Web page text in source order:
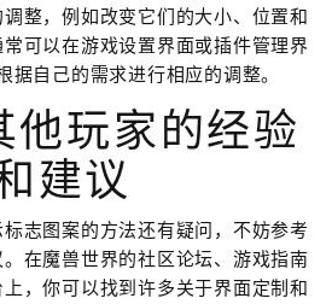
整，例如改变它们的大小、位置和
可以在游戏设置界面或插件管理界
据自己的需求进行相应的调整。
他玩家的经验
建议
志图案的方法还有疑问，不妨参考
在魔兽世界的社区论坛、游戏指南
，你可以找到许多关于界面定制和